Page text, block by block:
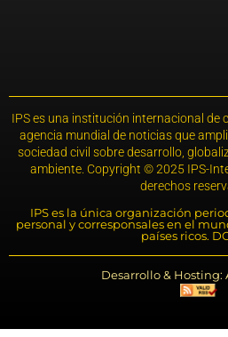
IPS es una institución internacional de
agencia mundial de noticias que
sociedad civil sobre desarrollo,
ambiente. Copyright © 2025 IPS-
derechos
IPS es la única organización
personal y corresponsales en el
países ricos.
Desarrollo & Hosting: